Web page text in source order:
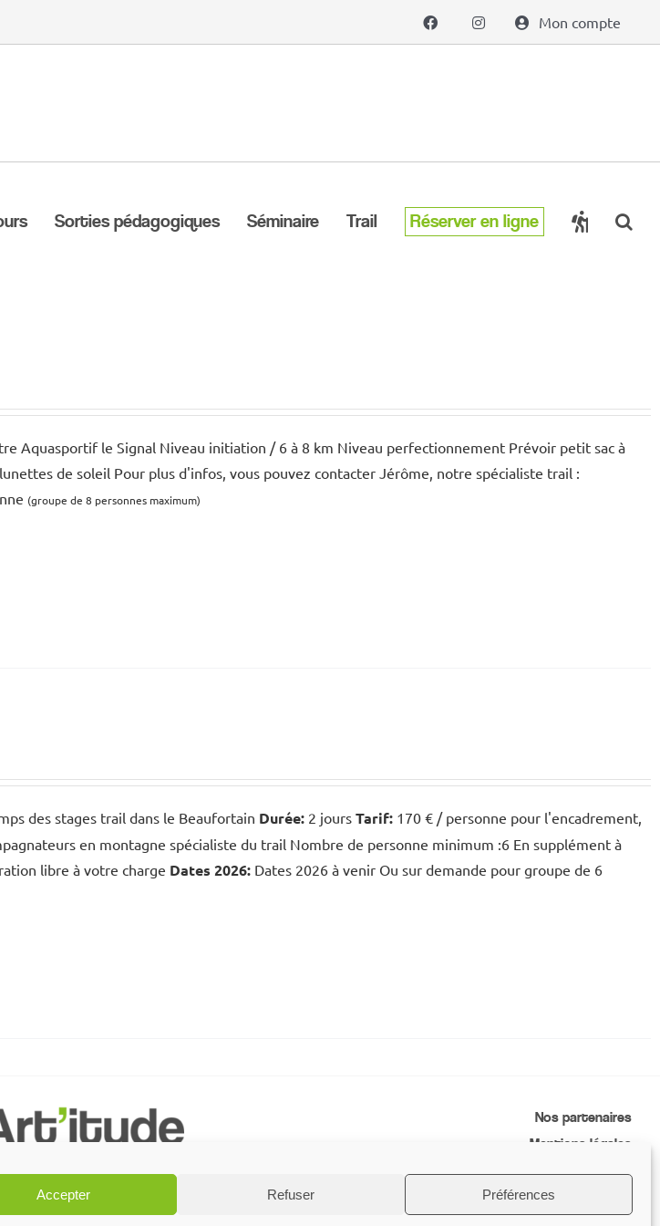
Accepter Refuser Préférences
Mon compte
Sorties pédagogiques Séminaire Trail Réserver en ligne
Aquasportif le Signal Niveau initiation / 6 à 8 km Niveau perfectionnement Prévoir petit sac à
de soleil Pour plus d'infos, vous pouvez contacter Jérôme, notre spécialiste trail :
(groupe de 8 personnes maximum)
des stages trail dans le Beaufortain Durée: 2 joursTarif: 170 € / personne pour l'encadrement,
en montagne spécialiste du trail Nombre de personne minimum :6 En supplément à
libre à votre charge Dates 2026: Dates 2026 à venir Ou sur demande pour groupe de 6
Nos partenaires
Mentions légales
Conditions générales de vente
Contactez-nous